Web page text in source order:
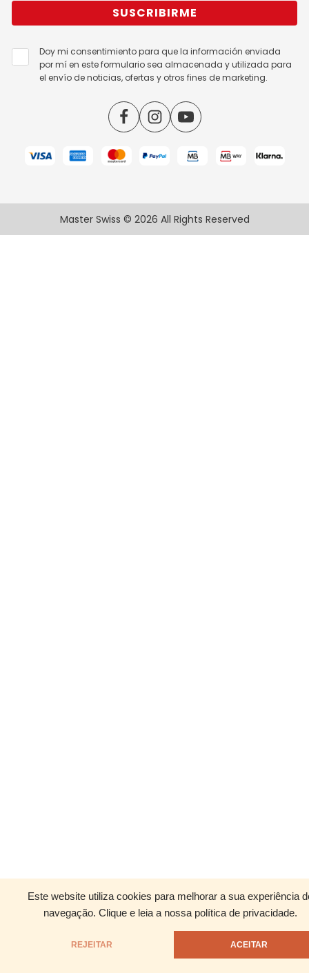
Este website utiliza cookies para melhorar a sua experiência
navegação. Clique e leia a nossa política de privacidade.
REJEITAR ACEITAR
SUSCRIBIRME
Doy mi consentimiento para que la información enviada
por mí en este formulario sea almacenada y utilizada para
el envío de noticias, ofertas y otros fines de marketing.
Master Swiss © 2026 All Rights Reserved